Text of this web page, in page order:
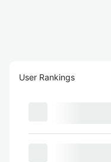
User Rankings